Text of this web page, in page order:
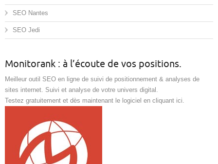
SEO Nantes
SEO Jedi
Monitorank : à l’écoute de vos positions.
Meilleur outil SEO en ligne de suivi de positionnement & analyses de
sites internet. Suivi et analyse de votre univers digital.
Testez gratuitement et dès maintenant le logiciel en cliquant ici.